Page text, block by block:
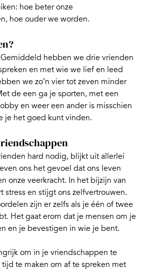
hoe beter onze
hoe ouder we worden.
hebben we drie vrienden
en met wie we lief en leed
we zo’n vier tot zeven minder
de een ga je sporten, met een
en weer een ander is misschien
je het goed kunt vinden.
hard nodig, blijkt uit allerlei
ons het gevoel dat ons leven
onze veerkracht. In het bijzijn van
stress en stijgt ons zelfvertrouwen.
zijn er zelfs als je één of twee
Het gaat erom dat je mensen om je
en je bevestigen in wie je bent.
om in je vriendschappen te
tijd te maken om af te spreken met